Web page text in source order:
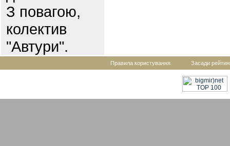
З повагою,
колектив
"Автури".
Правила користування Засади